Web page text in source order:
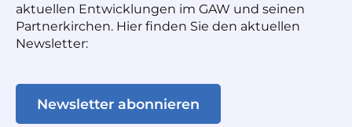
aktuellen Entwicklungen im GAW und seinen
Partnerkirchen. Hier finden Sie den aktuellen
Newsletter:
Newsletter abonnieren